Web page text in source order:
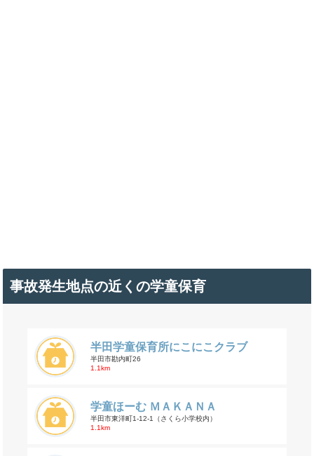
事故発生地点の近くの学童保育
半田学童保育所にこにこクラブ
半田市勘内町26
1.1km
学童ほーむ ＭＡＫＡＮＡ
半田市東洋町1-12-1（さくら小学校内）
1.1km